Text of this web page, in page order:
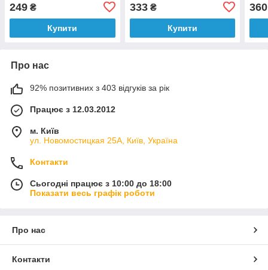
249 ₴
Купити
333₴
Купити
360
Про нас
92% позитивних з 403 відгуків за рік
Працює з 12.03.2012
м. Київ
ул. Новомостицкая 25А, Київ, Україна
Контакти
Сьогодні працює з 10:00 до 18:00
Показати весь графік роботи
Про нас
Контакти